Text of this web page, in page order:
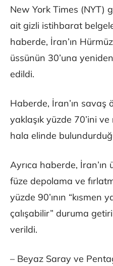
New York Times (NYT)
ait gizli istihbarat
haberde, İran’ın
üssünün 30’una
edildi.
Haberde, İran’ın savaş
yaklaşık yüzde 70’ini
hala elinde
Ayrıca haberde, İran’ın
füze depolama ve
yüzde 90’ının “kısmen
çalışabilir” duruma
verildi.
– Beyaz Saray ve